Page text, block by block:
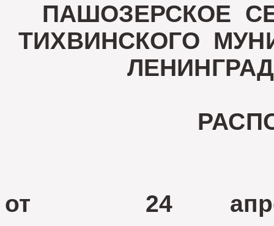
ПАШОЗЕРСКОЕ
ТИХВИНСКОГО
от 24